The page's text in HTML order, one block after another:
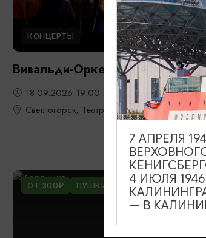
КОНЦЕРТЫ
Вивальди-Оркестр
18.09.2026 19:00
Светлогорск, Театр эстрады «Янтарь-холл»
ОТ 300₽ ПУШКИНСКАЯ КАРТА
7 АПРЕЛЯ
4 ИЮЛЯ
— В